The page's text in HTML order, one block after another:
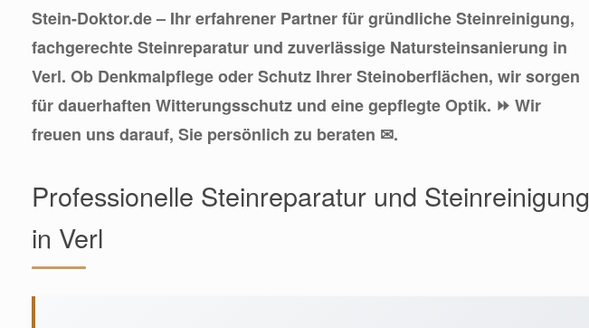
Stein-Doktor.de – Ihr erfahrener Partner für gründliche Steinreinigung,
fachgerechte Steinreparatur und zuverlässige Natursteinsanierung in
Verl. Ob Denkmalpflege oder Schutz Ihrer Steinoberflächen, wir sorgen
für dauerhaften Witterungsschutz und eine gepflegte Optik. ⏩ Wir
freuen uns darauf, Sie persönlich zu beraten ✉.
Professionelle Steinreparatur und Steinreinigung
in Verl